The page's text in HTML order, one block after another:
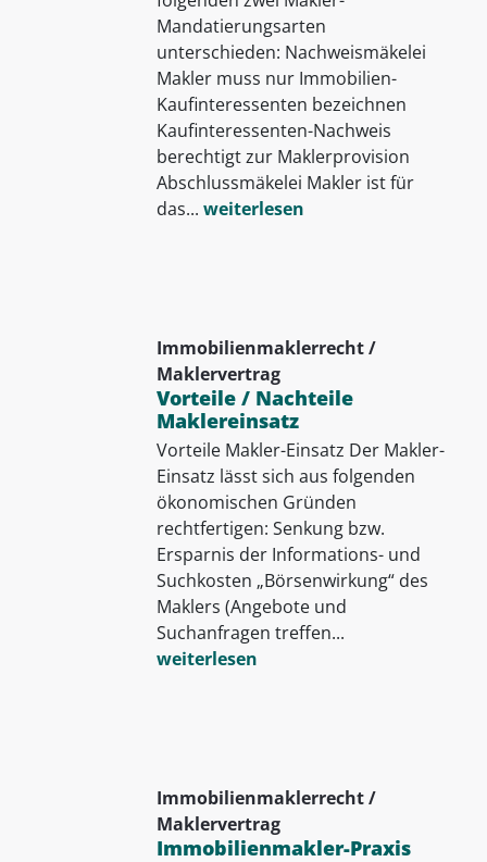
Mandatierungsarten
unterschieden: Nachweismäkelei
Makler muss nur Immobilien-
Kaufinteressenten bezeichnen
Kaufinteressenten-Nachweis
berechtigt zur Maklerprovision
Abschlussmäkelei Makler ist für
das... weiterlesen
Immobilienmaklerrecht /
Maklervertrag
Vorteile / Nachteile
Maklereinsatz
Vorteile Makler-Einsatz Der Makler-
Einsatz lässt sich aus folgenden
ökonomischen Gründen
rechtfertigen: Senkung bzw.
Ersparnis der Informations- und
Suchkosten „Börsenwirkung“ des
Maklers (Angebote und
Suchanfragen treffen...
weiterlesen
Immobilienmaklerrecht /
Maklervertrag
Immobilienmakler-Praxis